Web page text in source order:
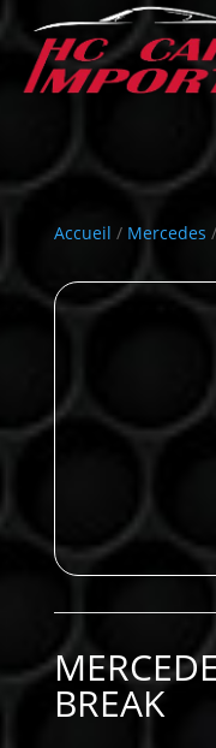
Accueil / Mercedes
BREAK